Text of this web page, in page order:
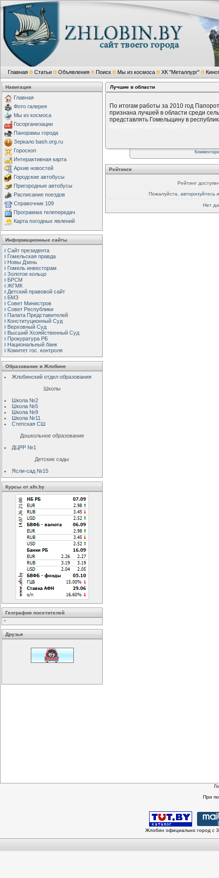
Главная Статьи Объявления Поиск Мы из космоса ХК "Металлург"
Навигация
Главная
Фото галерея
Мы из космоса
Госорганизации
Панорамы города
Зеркало bash.org.ru
Гороскоп
Интерактивная карта
Архив новостей
Городские автобусы
Пригородные автобусы
Расписание поездов
Справочник 109
Программа телепередач
Карта погодных явлений
Информационные сайты
Сайт президента
Гомельская правда
Новы Дзень
Гомель инвесторам
Золотое кольцо
БРСМ
ЖГМК
Детский правовой сайт
БМЗ
Совет Министров
Совет Республики
Палата Представителей
Конституционный Cуд
Верховный Cуд
Высший Хозяйственный Суд
Прокуратура РБ
Национальный банк
Комитет гос. контроля
Образование в Жлобине
Жлобинский отдел образования
Школы
Школа №2
Школа №5
Школа №9
Школа №11
Степская СШ
Дошкольное образование
ДЦРР №1
Детские сады
Ясли-сад №15
Курсы от afn.by
География посетителей
Друзья
Лучшие в области
По итогам работы за 2010 год
признана лучшей в области среди
представлять Гомельщину в
Рейтинги
Рейтинг
Пожалуйста, авторизуйтесь
Нет
При
Жлобин официально город с